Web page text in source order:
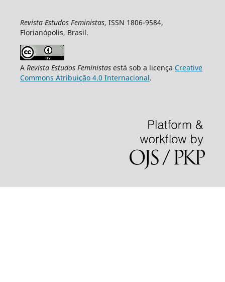
Revista Estudos Feministas, ISSN 1806-9584,
Florianópolis, Brasil.
A Revista Estudos Feministasestá sob a licença Creative
Commons Atribuição 4.0 Internacional.